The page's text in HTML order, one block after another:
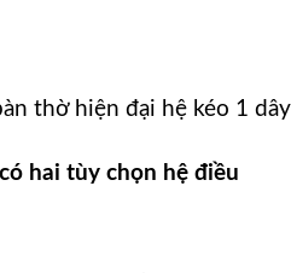
thờ hiện đại hệ kéo 1 dây
hai tùy chọn hệ điều